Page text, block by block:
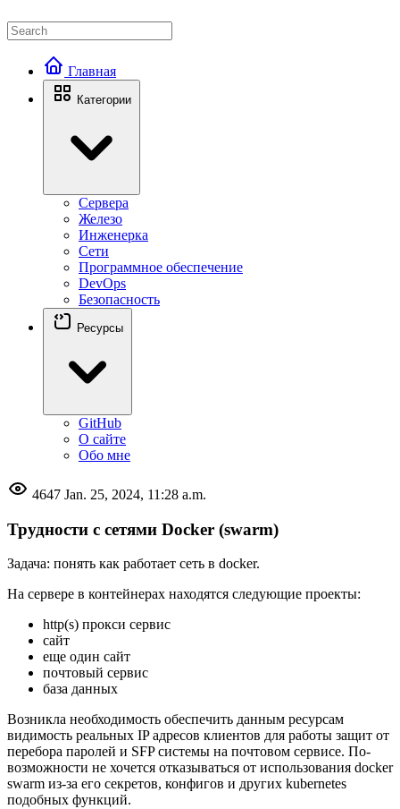
Главная
Категории
Сервера
Железо
Инженерка
Сети
Программное обеспечение
DevOps
Безопасность
Ресурсы
GitHub
О сайте
Обо мне
4647 Jan. 25, 2024, 11:28 a.m.
Трудности с сетями Docker (swarm)
Задача: понять как работает сеть в docker.
На сервере в контейнерах находятся следующие проекты:
http(s) прокси сервис
сайт
еще один сайт
почтовый сервис
база данных
Возникла необходимость обеспечить данным ресурсам
видимость реальных IP адресов клиентов для работы защит от
перебора паролей и SFP системы на почтовом сервисе. По-
возможности не хочется отказываться от использования docker
swarm из-за его секретов, конфигов и других kubernetes
подобных функций.